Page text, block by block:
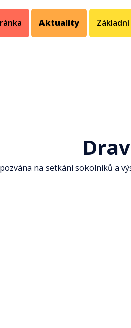
Aktuality
na setkání sokolníků a